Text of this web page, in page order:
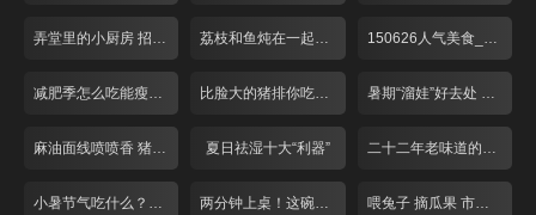
弄堂里的小厨房 招牌番茄酸辣面 荔枝和鱼炖在一起什么味道 150626人气美食_001
减肥季怎么吃能瘦下来 比脸大的猪排你吃过吗？ 暑期“溜娃”好去处 亲子餐厅欢乐多
麻油面线喷喷香 猪脚龙虾做搭配 夏日祛湿十大“利器” 二十二年老味道的别样饼干
小暑节气吃什么？各类黄鳝最滋补 两分钟上桌！这碗泡饭不一般 喂兔子 摘瓜果 市区也有农家乐？